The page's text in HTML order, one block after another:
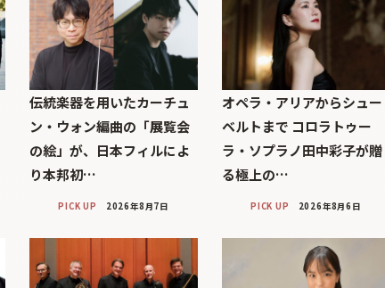
伝統楽器を用いたカーチュ
ン・ウォン編曲の「展覧会
の絵」が、日本フィルによ
り本邦初…
PICK UP 2026年8月7日
オペラ・アリアからシュー
ベルトまで コロラトゥー
ラ・ソプラノ田中彩子が贈
る極上の…
PICK UP 2026年8月6日